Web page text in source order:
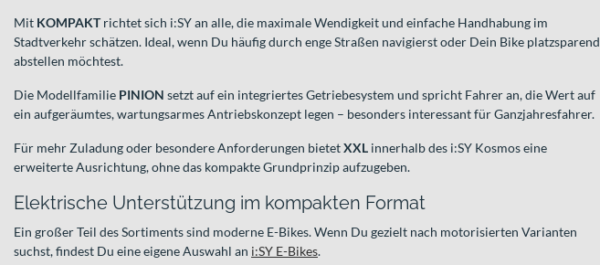
Mit KOMPAKTrichtet sich i:SY an alle, die maximale Wendigkeit und einfache Handhabung im
Stadtverkehr schätzen. Ideal, wenn Du häufig durch enge Straßen navigierst oder Dein Bike platzsparend
abstellen möchtest.
Die Modellfamilie PINION setzt auf ein integriertes Getriebesystem und spricht Fahrer an, die Wert auf
ein aufgeräumtes, wartungsarmes Antriebskonzept legen – besonders interessant für Ganzjahresfahrer.
Für mehr Zuladung oder besondere Anforderungen bietetXXL innerhalb des i:SY Kosmos eine
erweiterte Ausrichtung, ohne das kompakte Grundprinzip aufzugeben.
Elektrische Unterstützung im kompakten Format
Ein großer Teil des Sortiments sind moderne E-Bikes. Wenn Du gezielt nach motorisierten Varianten
suchst, findest Du eine eigene Auswahl an i:SY E-Bikes.